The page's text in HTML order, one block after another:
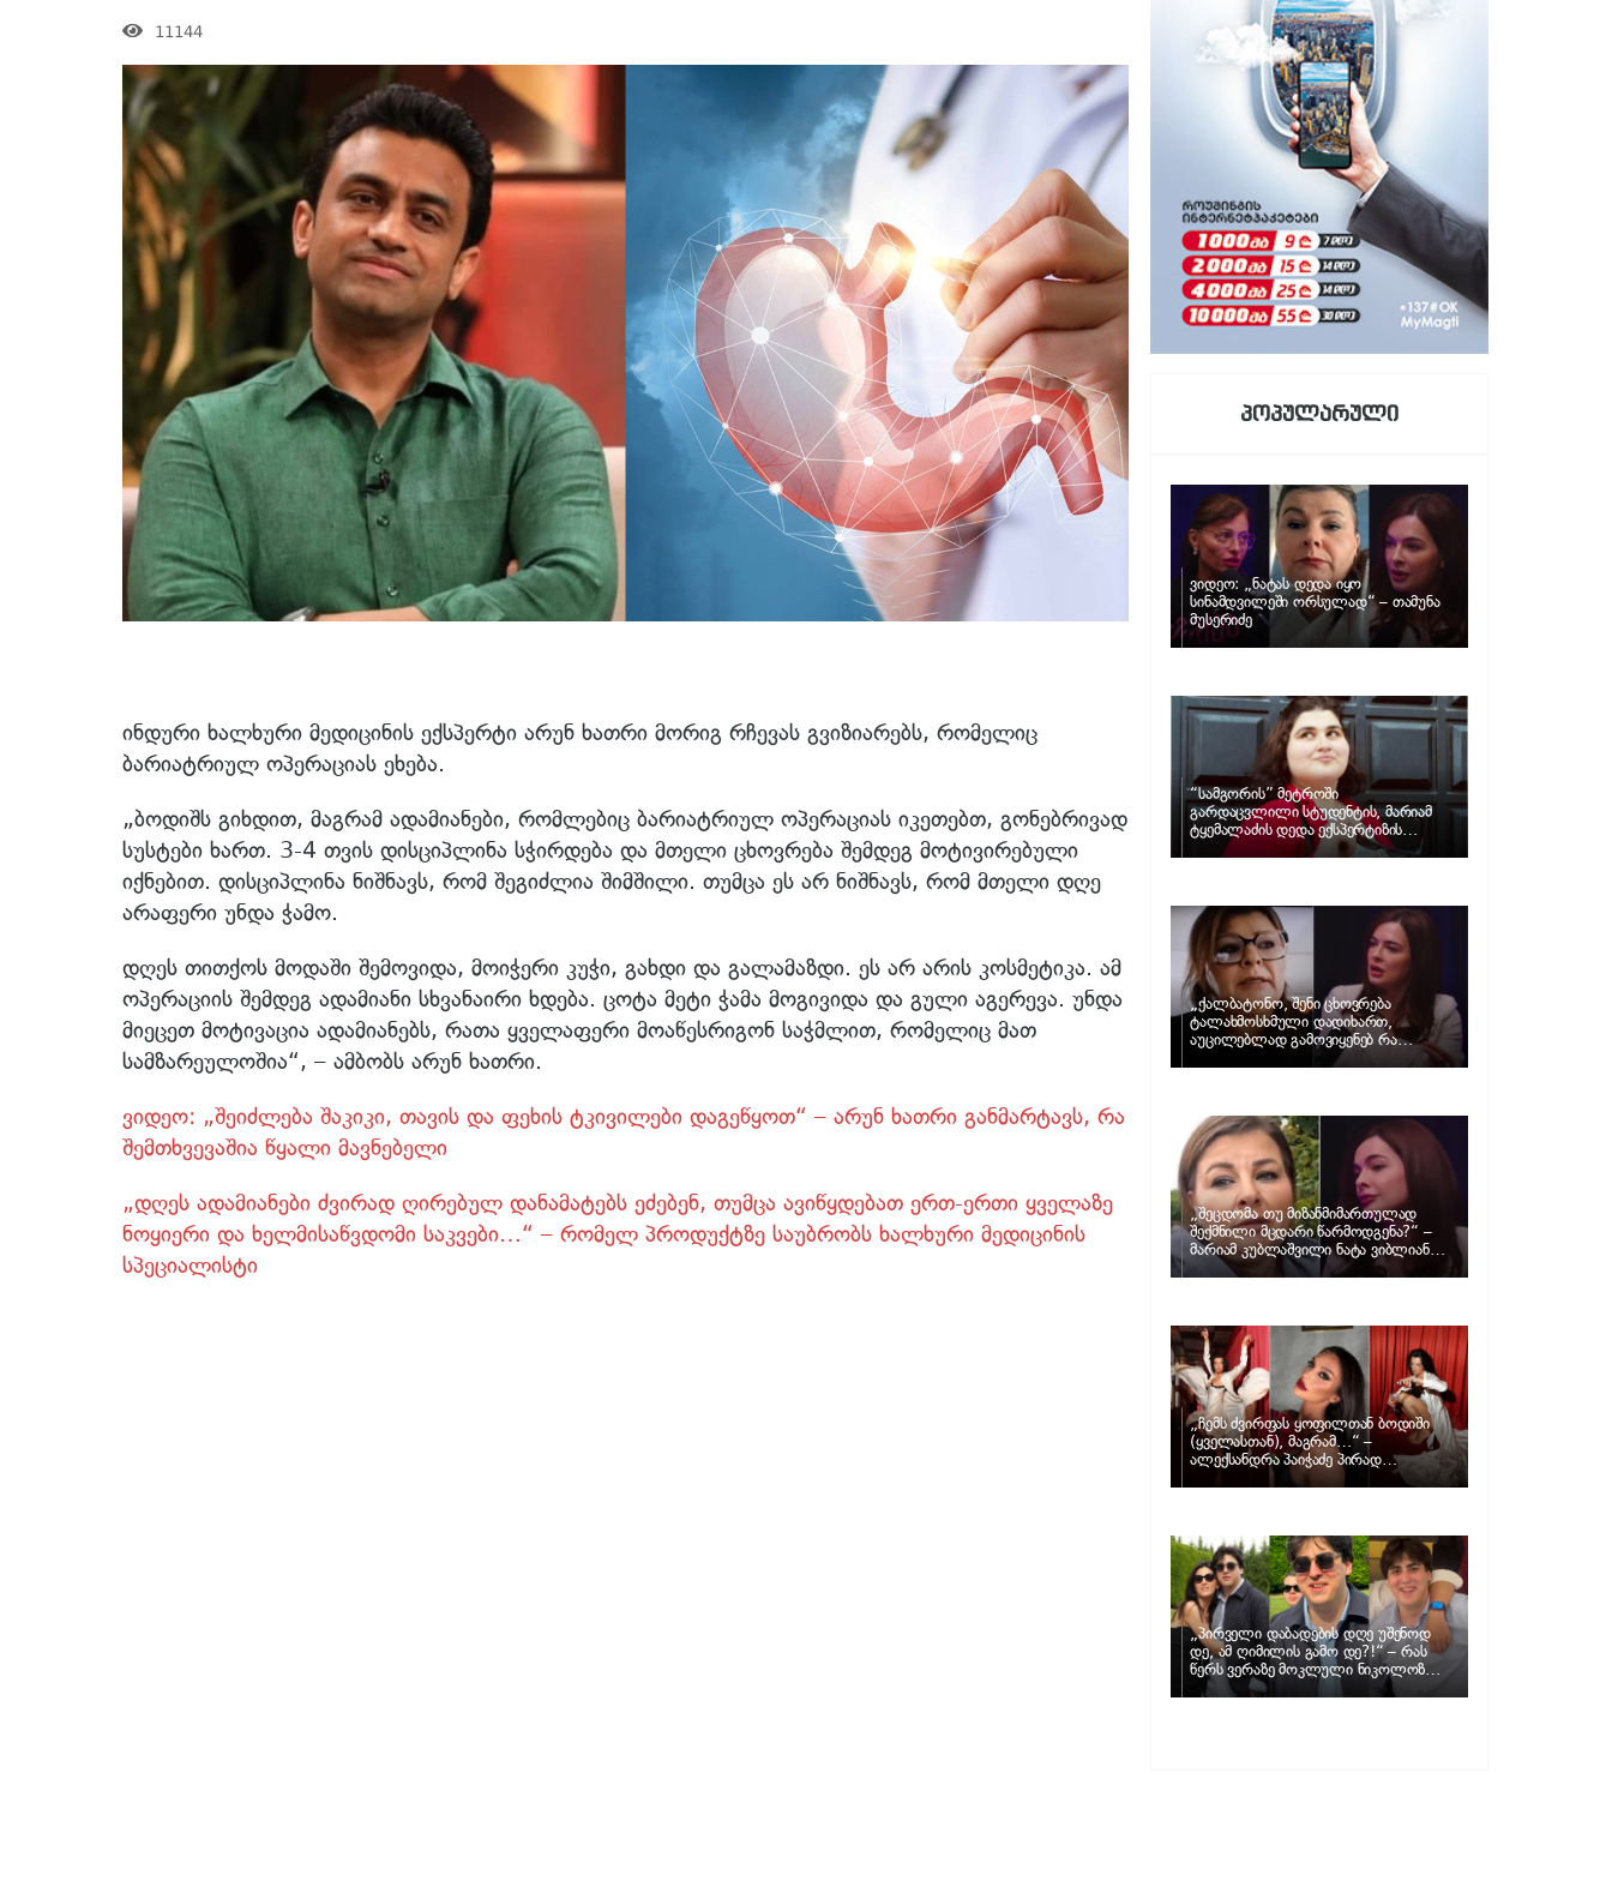
11144
ინდური ხალხური მედიცინის ექსპერტი არუნ ხათრი მორიგ რჩევას გვიზიარებს, რომელიც
ბარიატრიულ ოპერაციას ეხება.
„ბოდიშს გიხდით, მაგრამ ადამიანები, რომლებიც ბარიატრიულ ოპერაციას იკეთებთ, გონებრივად
სუსტები ხართ. 3-4 თვის დისციპლინა სჭირდება და მთელი ცხოვრება შემდეგ მოტივირებული
იქნებით. დისციპლინა ნიშნავს, რომ შეგიძლია შიმშილი. თუმცა ეს არ ნიშნავს, რომ მთელი დღე
არაფერი უნდა ჭამო.
დღეს თითქოს მოდაში შემოვიდა, მოიჭერი კუჭი, გახდი და გალამაზდი. ეს არ არის კოსმეტიკა. ამ
ოპერაციის შემდეგ ადამიანი სხვანაირი ხდება. ცოტა მეტი ჭამა მოგივიდა და გული აგერევა. უნდა
მიეცეთ მოტივაცია ადამიანებს, რათა ყველაფერი მოაწესრიგონ საჭმლით, რომელიც მათ
სამზარეულოშია“, – ამბობს არუნ ხათრი.
ვიდეო: „შეიძლება შაკიკი, თავის და ფეხის ტკივილები დაგეწყოთ“ – არუნ ხათრი განმარტავს, რა
შემთხვევაშია წყალი მავნებელი
„დღეს ადამიანები ძვირად ღირებულ დანამატებს ეძებენ, თუმცა ავიწყდებათ ერთ-ერთი ყველაზე
ნოყიერი და ხელმისაწვდომი საკვები…“ – რომელ პროდუქტზე საუბრობს ხალხური მედიცინის
სპეციალისტი
პოპულარული
ვიდეო: „ნატას დედა იყო
სინამდვილეში ორსულად“ – თამუნა
მუსერიძე
“სამგორის” მეტროში
გარდაცვლილი სტუდენტის, მარიამ
ტყემალაძის დედა ექსპერტიზის
პასუხს აქვეყნებს – რა გახდა გოგონას
„ქალბატონო, შენი ცხოვრება
ტალახმოსხმული დადიხართ,
აუცილებლად გამოვიყენებ რა
ინფორმაციაც მაქვს“… – რა
„შეცდომა თუ მიზანმიმართულად
შექმნილი მცდარი წარმოდგენა?“ –
მარიამ კუბლაშვილი ნატა ვიბლიანის
საქმეზე ვიდეომიმართვას ავრცელებს
„ჩემს ძვირფას ყოფილთან ბოდიში
(ყველასთან), მაგრამ…“ –
ალექსანდრა პაიჭაძე პირად
„პირველი დაბადების დღე უშენოდ
დე, ამ ღიმილის გამო დე?!“ – რას
წერს ვერაზე მოკლული ნიკოლოზ
ღუნაშვილის დედა